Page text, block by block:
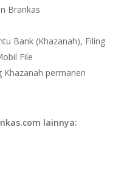
Brankas
Bank (Khazanah), Filing
File
Khazanah permanen
lainnya: